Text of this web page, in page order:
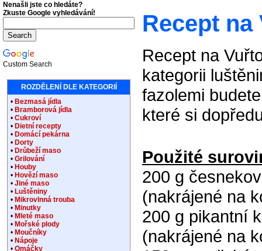
Recept
Recept na
kategorii
fazolemi
které si
Použité
200 g
(nakrájené na
200 g pikantní
(nakrájené na
Nenašli jste co hledáte?
Zkuste Google vyhledávání!
Custom Search
ROZDĚLENÍ DLE KATEGORIÍ
• Bezmasá jídla
• Bramborová jídla
• Cukroví
• Dietní recepty
• Domácí pekárna
• Dorty
• Drůbeží maso
• Grilování
• Houby
• Hovězí maso
• Jiné maso
• Luštěniny
• Mikrovlnná trouba
• Minutky
• Mleté maso
• Mořské plody
• Moučníky
• Nápoje
• Omáčky